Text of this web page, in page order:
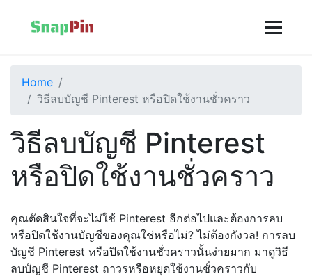
Home
วิธีลบบัญชี Pinterest หรือปิดใช้งานชั่วคราว
วิธีลบบัญชี Pinterest
หรือปิดใช้งานชั่วคราว
คุณตัดสินใจที่จะไม่ใช้ Pinterest อีกต่อไปและต้องการลบ
หรือปิดใช้งานบัญชีของคุณใช่หรือไม่? ไม่ต้องกังวล! การลบ
บัญชี Pinterest หรือปิดใช้งานชั่วคราวนั้นง่ายมาก มาดูวิธี
ลบบัญชี Pinterest ถาวรหรือหยุดใช้งานชั่วคราวกับ